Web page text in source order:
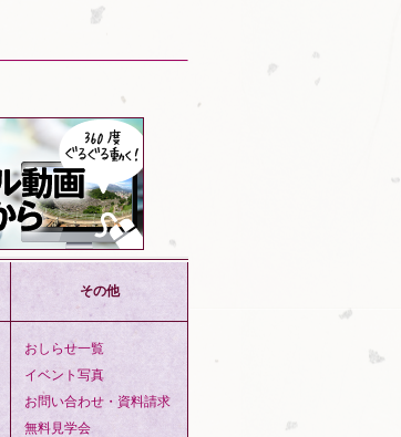
その他
おしらせ一覧
イベント写真
お問い合わせ・資料請求
無料見学会